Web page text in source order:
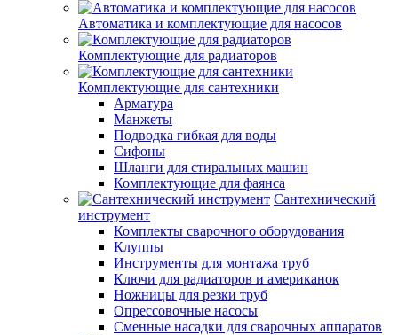
Автоматика и комплектующие для насосов
Комплектующие для радиаторов
Комплектующие для сантехники
Арматура
Манжеты
Подводка гибкая для воды
Сифоны
Шланги для стиральных машин
Комплектующие для фаянса
Сантехнический
инструмент
Комплекты сварочного оборудования
Клуппы
Инструменты для монтажа труб
Ключи для радиаторов и американок
Ножницы для резки труб
Опрессовочные насосы
Сменные насадки для сварочных аппаратов